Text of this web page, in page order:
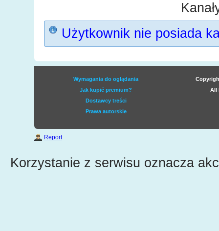
Użytkownik nie posiada
Wymagania do oglądania
Jak kupić premium?
Dostawcy treści
Prawa autorskie
All
Report
Korzystanie z serwisu oznacza